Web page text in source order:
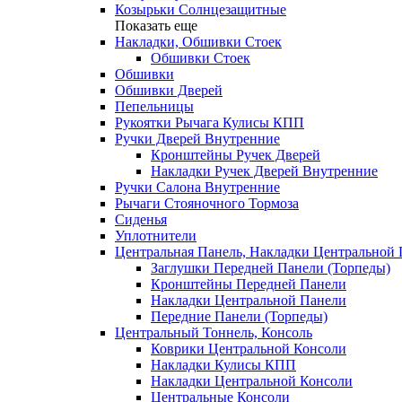
Козырьки Солнцезащитные
Показать еще
Накладки, Обшивки Стоек
Обшивки Стоек
Обшивки
Обшивки Дверей
Пепельницы
Рукоятки Рычага Кулисы КПП
Ручки Дверей Внутренние
Кронштейны Ручек Дверей
Накладки Ручек Дверей Внутренние
Ручки Салона Внутренние
Рычаги Стояночного Тормоза
Сиденья
Уплотнители
Центральная Панель, Накладки Центральной
Заглушки Передней Панели (Торпеды)
Кронштейны Передней Панели
Накладки Центральной Панели
Передние Панели (Торпеды)
Центральный Тоннель, Консоль
Коврики Центральной Консоли
Накладки Кулисы КПП
Накладки Центральной Консоли
Центральные Консоли